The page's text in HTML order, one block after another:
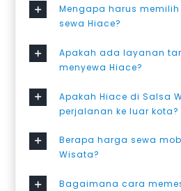
Mengapa harus
sewa Hiace?
Apakah ada layanan
menyewa Hiace?
Apakah Hiace di Salsa
perjalanan ke luar kota?
Berapa harga sewa
Wisata?
Bagaimana cara